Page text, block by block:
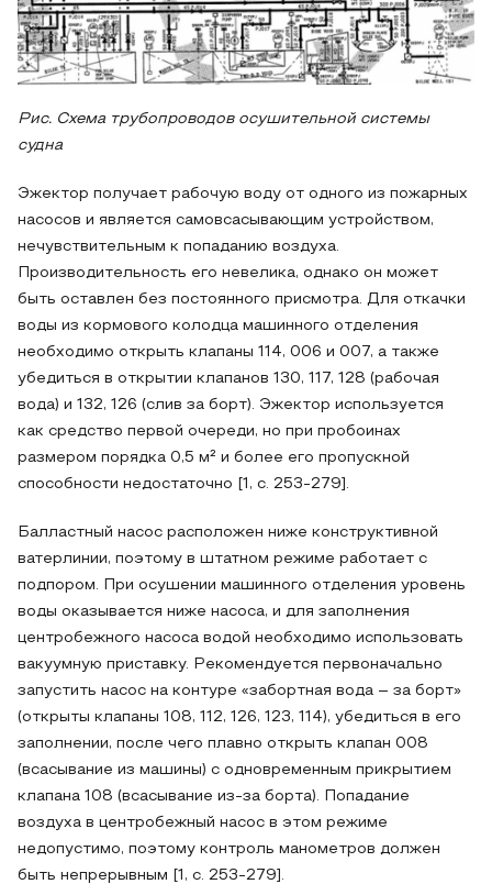
Рис. Схема трубопроводов осушительной системы
судна
Эжектор получает рабочую воду от одного из пожарных
насосов и является самовсасывающим устройством,
нечувствительным к попаданию воздуха.
Производительность его невелика, однако он может
быть оставлен без постоянного присмотра. Для откачки
воды из кормового колодца машинного отделения
необходимо открыть клапаны 114, 006 и 007, а также
убедиться в открытии клапанов 130, 117, 128 (рабочая
вода) и 132, 126 (слив за борт). Эжектор используется
как средство первой очереди, но при пробоинах
размером порядка 0,5 м² и более его пропускной
способности недостаточно [1, с. 253-279].
Балластный насос расположен ниже конструктивной
ватерлинии, поэтому в штатном режиме работает с
подпором. При осушении машинного отделения уровень
воды оказывается ниже насоса, и для заполнения
центробежного насоса водой необходимо использовать
вакуумную приставку. Рекомендуется первоначально
запустить насос на контуре «забортная вода – за борт»
(открыты клапаны 108, 112, 126, 123, 114), убедиться в его
заполнении, после чего плавно открыть клапан 008
(всасывание из машины) с одновременным прикрытием
клапана 108 (всасывание из-за борта). Попадание
воздуха в центробежный насос в этом режиме
недопустимо, поэтому контроль манометров должен
быть непрерывным [1, с. 253-279].